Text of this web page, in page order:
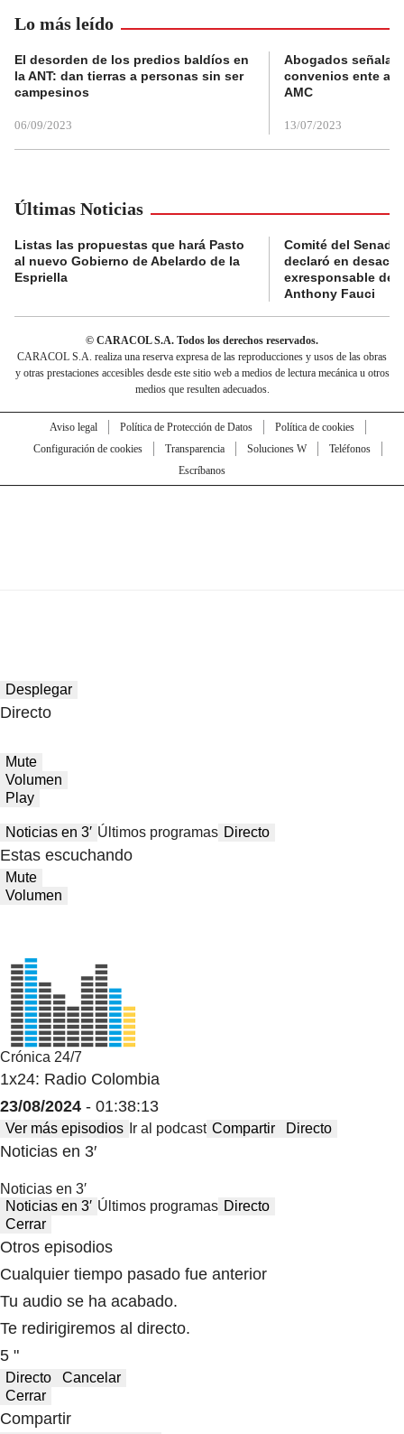
Lo más leído
El desorden de los predios baldíos en
la ANT: dan tierras a personas sin ser
campesinos
06/09/2023
Abogados
convenios ente
AMC
13/07/2023
Últimas Noticias
Listas las propuestas que hará Pasto
al nuevo Gobierno de Abelardo de la
Espriella
Comité del Senado
declaró en
exresponsable de
Anthony Fauci
© CARACOL S.A. Todos los derechos reservados.
CARACOL S.A. realiza una reserva expresa de las reproducciones y usos de las obras
y otras prestaciones accesibles desde este sitio web a medios de lectura mecánica u otros
medios que resulten adecuados.
Aviso legal Política de Protección de Datos
Política de cookies
Configuración de cookies
Transparencia Soluciones W
Teléfonos
Escríbanos
Desplegar
Directo
Mute
Volumen
Play
Noticias en 3′ Últimos programas Directo
Estas escuchando
Mute
Volumen
Crónica 24/7
1x24: Radio Colombia
23/08/2024 - 01:38:13
Ver más episodios Ir al podcast Compartir Directo
Noticias en 3′
Noticias en 3′
Noticias en 3′ Últimos programas Directo
Cerrar
Otros episodios
Cualquier tiempo pasado fue anterior
Tu audio se ha acabado.
Te redirigiremos al directo.
5 "
Directo
Cancelar
Cerrar
Compartir